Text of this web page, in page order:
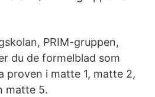
PRIM-gruppen,
du de formelblad som
proven i matte 1, matte 2,
matte 5.